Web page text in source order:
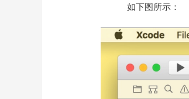
如下图所示：